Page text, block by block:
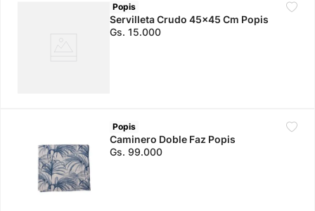
Popis
Servilleta Crudo 45x45 Cm Popis
Gs. 15.000
Popis
Caminero Doble Faz Popis
Gs. 99.000